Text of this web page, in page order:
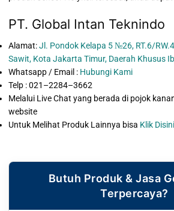
PT. Global Intan Teknindo
Alamat:Jl. Pondok Kelapa 5 №26, RT.6/
Sawit, Kota Jakarta Timur, Daerah Khusus
Whatsapp / Email : Hubungi Kami
Telp : 021–2284–3662
Melalui Live Chat yang berada di pojok
website
Untuk Melihat Produk Lainnya bisa Klik Disini
Butuh Produk & Jasa
Terpercaya?